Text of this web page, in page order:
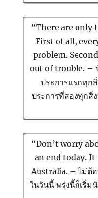
“There are only
First of all,
problem.
out of trouble. –
ประการแรกทุก
ประการที่สองทุกสิ่
“Don’t worry
an end today.
Australia. – ไม่ต้อ
ในวันนี้ พรุ่งนี้ก็เริ่ม